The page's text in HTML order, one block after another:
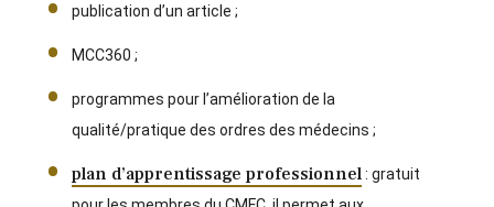
publication d’un article ;
MCC360 ;
programmes pour l’amélioration de la
qualité/pratique des ordres des médecins ;
plan d’apprentissage professionnel: gratuit